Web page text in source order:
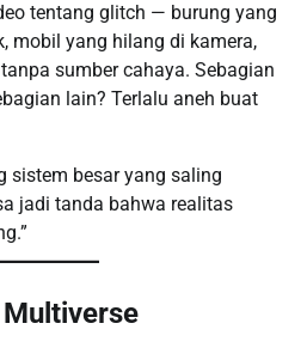
tentang glitch — burung yang
mobil yang hilang di kamera,
sumber cahaya. Sebagian
lain? Terlalu aneh buat
sistem besar yang saling
jadi tanda bahwa realitas